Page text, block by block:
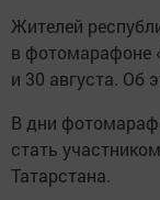
Жителей
в фотомарафоне
и 30 августа. Об
В дни
стать
Татарстана.